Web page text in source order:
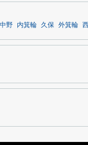
中野 内箕輪 久保 外箕輪